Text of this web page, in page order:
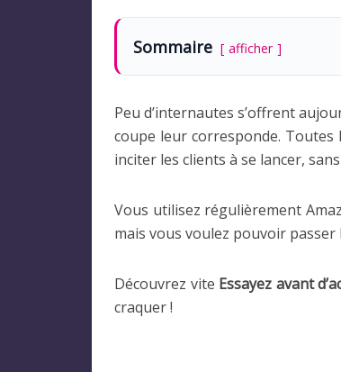
Sommaire afficher
Peu d’internautes s’offrent
coupe leur corresponde.
inciter les clients à se lancer,
Vous utilisez régulièrement
mais vous voulez pouvoir passer
Découvrez vite Essayez avant
craquer !